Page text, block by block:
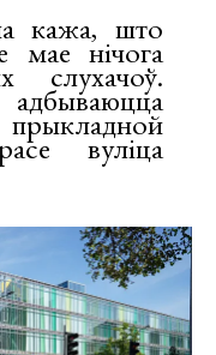
кажа, што
мае нічога
слухачоў.
вуліца